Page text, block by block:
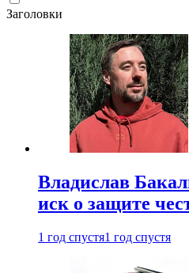
Заголовки
Владислав
иск о защите
1 год спустя1 год спустя